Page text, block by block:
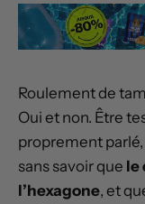
Roulement de
Oui et non. Être
proprement parlé,
sans savoir que le
l’hexagone, et